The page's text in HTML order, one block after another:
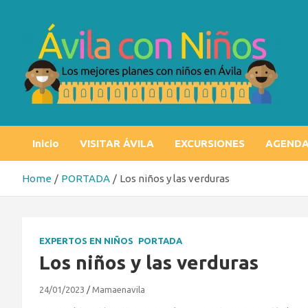
Inicio VISITAR ÁVILA EXCURSIONES AGENDA
Home PORTADA Los niños y las verduras
EXPERTOS EN NIÑOS PORTADA
Los niños y las verduras
24/01/2023 Mamaenavila